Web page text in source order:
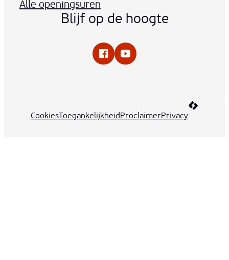
Alle openingsuren
Blijf op de hoogte
FacebookYouTube
Cookies ToegankelijkheidProclaimerPrivacy
LCP nv